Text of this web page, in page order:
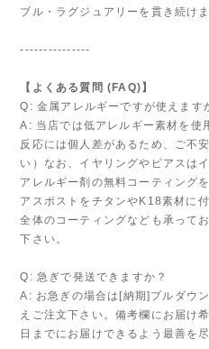
ブル・ラグジュアリーを貫き続けま
---------------
【よくある質問 (FAQ)】
Q: 金属アレルギーですが使えます
A: 当店では低アレルギー素材を
反応には個人差があるため、ご不
い）なお、イヤリングやピアスは
アレルギー剤の無料コーティング
アスポストをチタンやK18素材に
全体のコーティングなども承って
下さい。
Q: 急ぎで発送できますか？
A: お急ぎの場合は[納期]プルダウ
えご注文下さい。備考欄にお届け
日までにお届けできるよう最善を